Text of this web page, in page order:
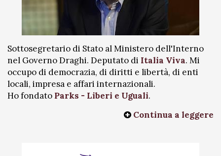
Sottosegretario di Stato al Ministero dell'Interno
nel Governo Draghi. Deputato di Italia Viva. Mi
occupo di democrazia, di diritti e libertà, di enti
locali, impresa e affari internazionali.
Ho fondato Parks - Liberi e Uguali.
Continua a leggere